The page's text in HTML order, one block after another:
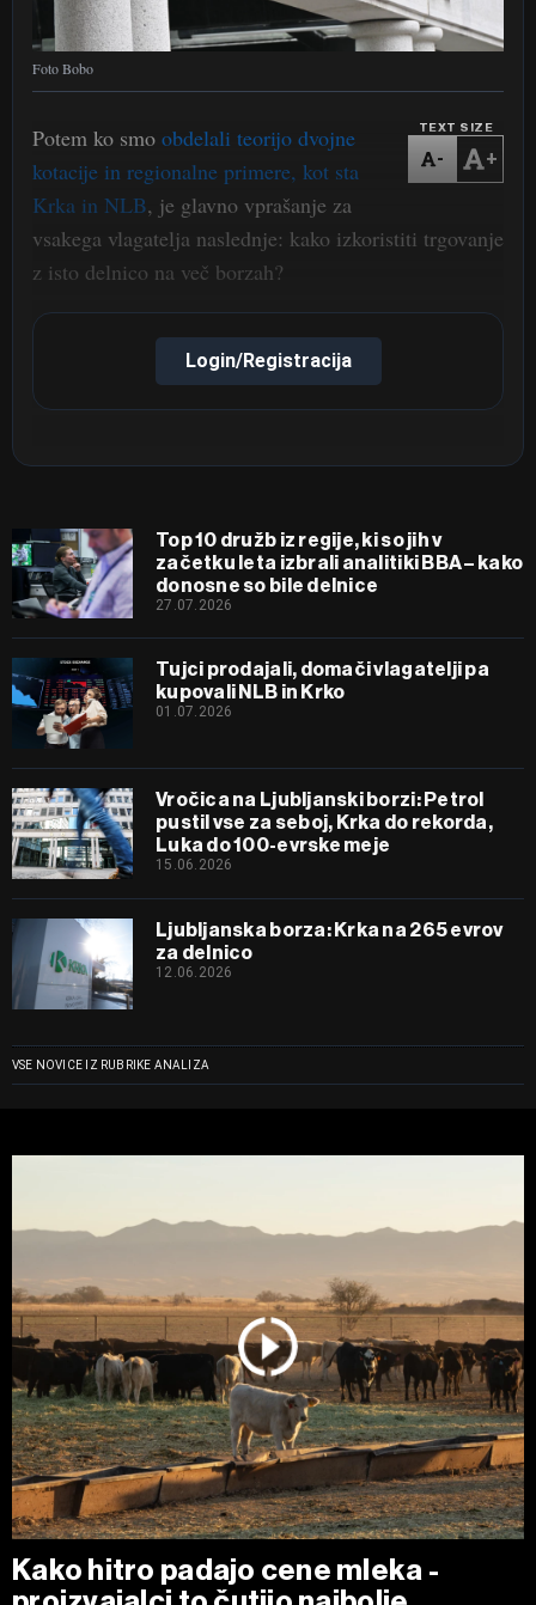
Foto Bobo
TEXT SIZE
- +
Potem ko smo obdelali teorijo dvojne
kotacije in regionalne primere, kot sta
Krka in NLB, je glavno vprašanje za
vsakega vlagatelja naslednje: kako izkoristiti trgovanje
z isto delnico na več borzah?
Login/Registracija
Top 10 družb iz regije, ki so jih v
začetku leta izbrali analitiki BBA – kako
donosne so bile delnice
27.07.2026
Tujci prodajali, domači vlagatelji pa
kupovali NLB in Krko
01.07.2026
Vročica na Ljubljanski borzi: Petrol
pustil vse za seboj, Krka do rekorda,
Luka do 100-evrske meje
15.06.2026
Ljubljanska borza: Krka na 265 evrov
za delnico
12.06.2026
VSE NOVICE IZ RUBRIKE ANALIZA
Kako hitro padajo cene mleka -